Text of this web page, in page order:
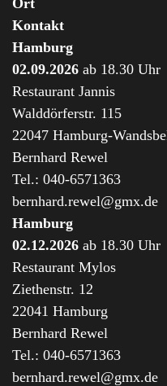
Kontakt
Hamburg
02.09.2026 ab 18.30 Uhr
Restaurant Jannis
Walddörferstr. 115
22047 Hamburg-
Bernhard Rewel
Tel.: 040-6571363
bernhard.rewel@gmx.de
Hamburg
02.12.2026 ab 18.30 Uhr
Restaurant Mylos
Ziethenstr. 12
22041 Hamburg
Bernhard Rewel
Tel.: 040-6571363
bernhard.rewel@gmx.de